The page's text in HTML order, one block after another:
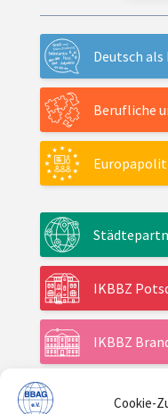
Cookie-
Deutsch als
Berufliche
IKBBZ
IKBBZ